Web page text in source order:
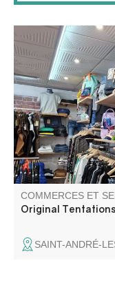
La boutique vous
et femmes. Vous
de mode : bijoux,
casquettes,
COMMERCES ET
Original Tentations
SAINT-ANDRÉ-